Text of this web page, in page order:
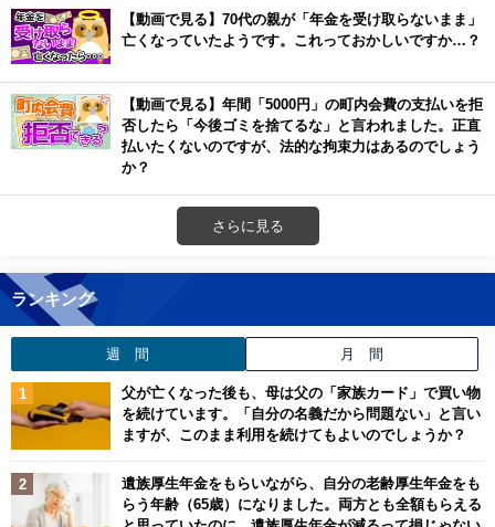
【動画で見る】70代の親が「年金を受け取らないまま」
亡くなっていたようです。これっておかしいですか…？
【動画で見る】年間「5000円」の町内会費の支払いを拒
否したら「今後ゴミを捨てるな」と言われました。正直
払いたくないのですが、法的な拘束力はあるのでしょう
か？
さらに見る
ランキング
週 間 月 間
父が亡くなった後も、母は父の「家族カード」で買い物
を続けています。「自分の名義だから問題ない」と言い
ますが、このまま利用を続けてもよいのでしょうか？
遺族厚生年金をもらいながら、自分の老齢厚生年金をも
らう年齢（65歳）になりました。両方とも全額もらえる